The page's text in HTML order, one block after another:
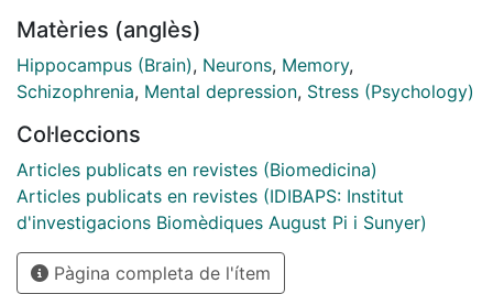
Matèries (anglès)
Hippocampus (Brain), Neurons, Memory,
Schizophrenia, Mental depression, Stress (Psychology)
Col·leccions
Articles publicats en revistes (Biomedicina)
Articles publicats en revistes (IDIBAPS: Institut
d'investigacions Biomèdiques August Pi i Sunyer)
Pàgina completa de l'ítem